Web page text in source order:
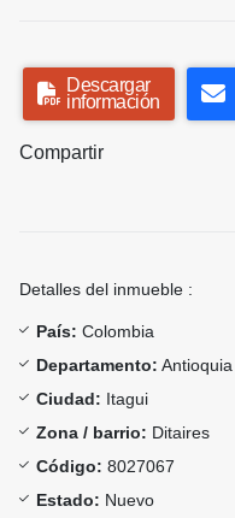
Descargar
información
Compartir
Detalles del inmueble :
País: Colombia
Departamento: Antioquia
Ciudad: Itagui
Zona / barrio: Ditaires
Código: 8027067
Estado: Nuevo